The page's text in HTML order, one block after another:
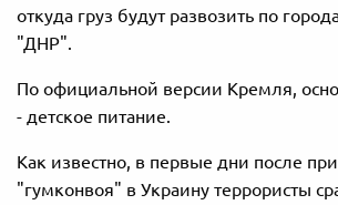
откуда груз будут развозить по
"ДНР".
По официальной версии Кремля,
- детское питание.
Как известно, в первые дни после
"гумконвоя" в Украину террористы